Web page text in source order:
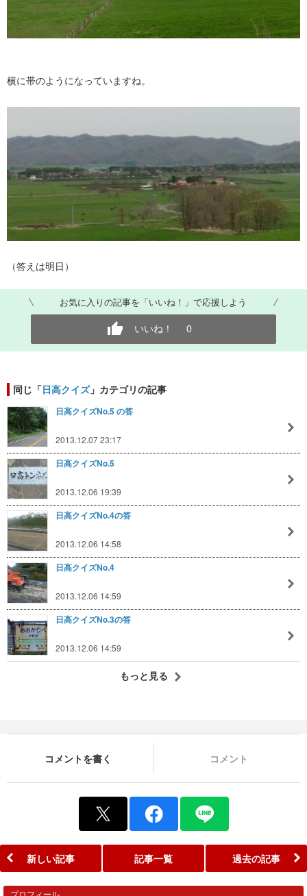
横に帯のようになっていますね。
（答えは明日）
お気に入りの記事を「いいね！」で応援しよう
いいね！ 0
同じ「日高クイズ」カテゴリの記事
日高クイズNo.5 の答
2013.12.07 23:17
日高クイズNo.5
2013.12.06 19:39
日高クイズNo.4の答
2013.12.06 14:58
日高クイズNo.4
2013.12.06 14:59
日高クイズNo.3の答
2013.12.06 14:59
もっと見る
コメントを書く コメント
新しい記事 記事一覧 過去の記事
プロフィール